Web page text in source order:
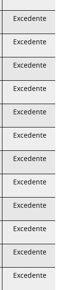
Excedente
Excedente
Excedente
Excedente
Excedente
Excedente
Excedente
Excedente
Excedente
Excedente
Excedente
Excedente